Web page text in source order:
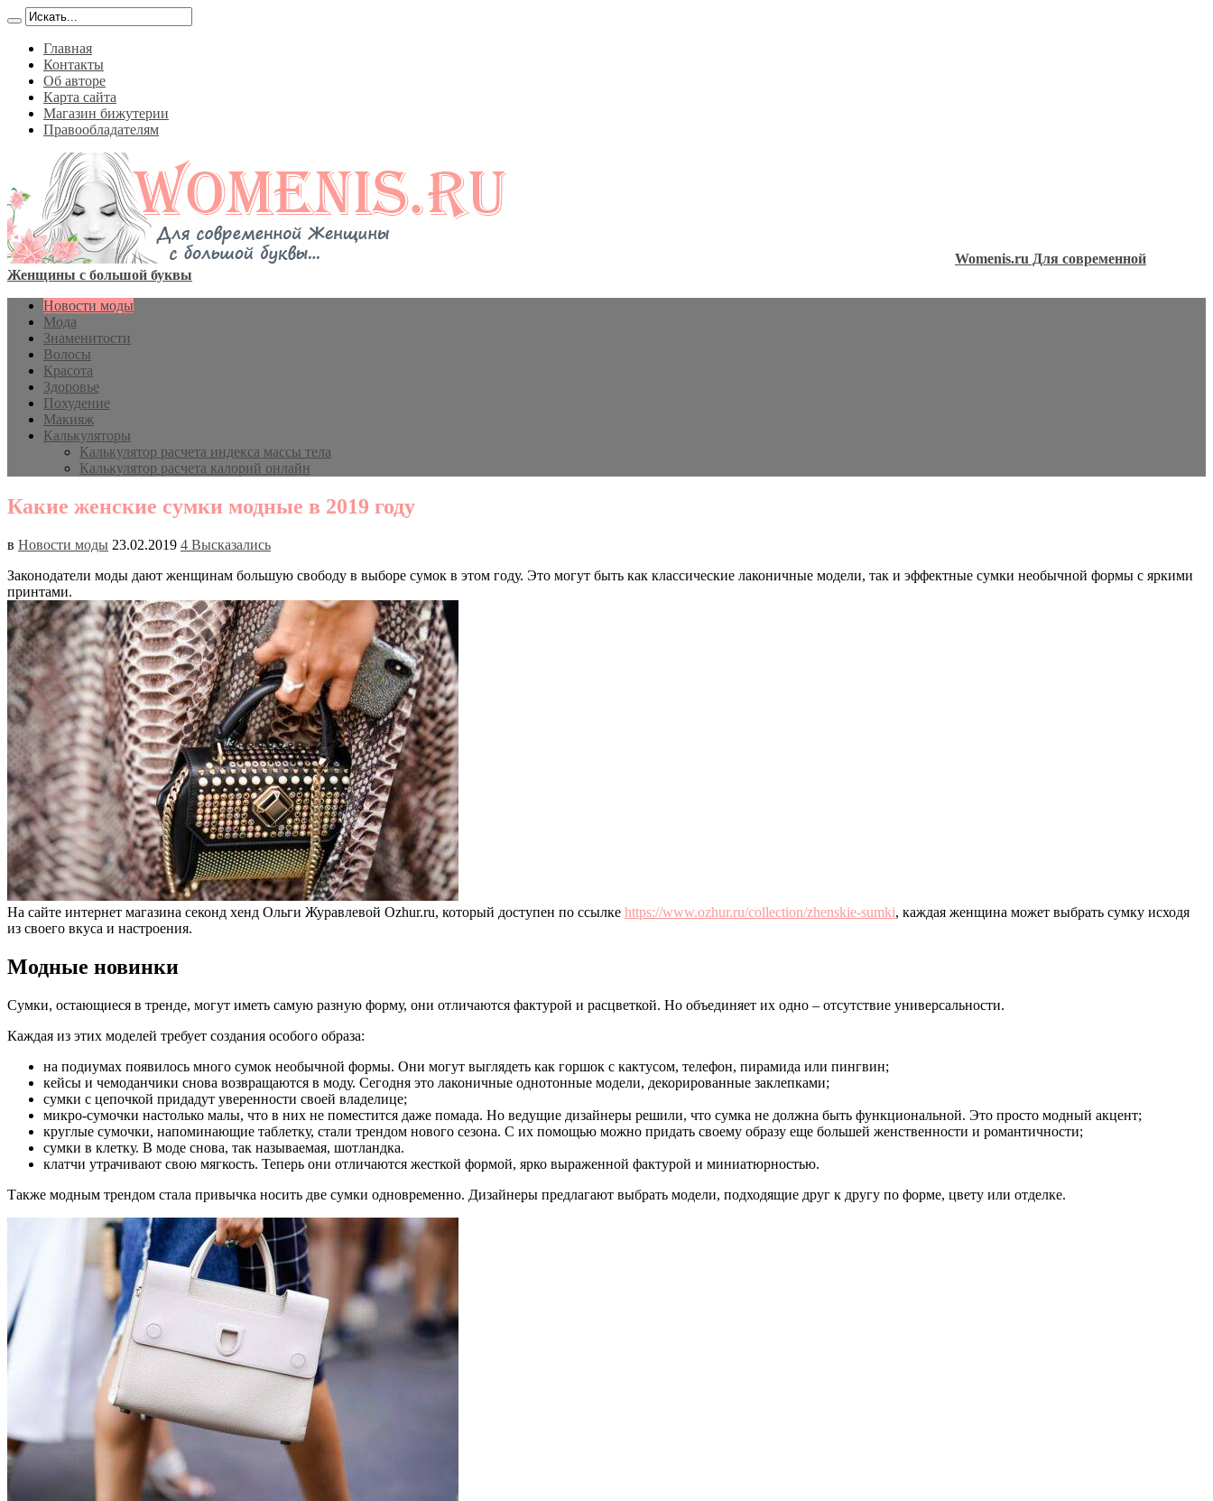
Главная
Контакты
Об авторе
Карта сайта
Магазин бижутерии
Правообладателям
Womenis.ru Для современной
Женщины с большой буквы
Новости моды
Мода
Знаменитости
Волосы
Красота
Здоровье
Похудение
Макияж
Калькуляторы
Калькулятор расчета индекса массы тела
Калькулятор расчета калорий онлайн
Какие женские сумки модные в 2019 году
в Новости моды 23.02.2019 4 Высказались
Законодатели моды дают женщинам большую свободу в выборе сумок в этом году. Это могут быть как классические лаконичные модели, так и эффектные сумки необычной формы с яркими
принтами.
На сайте интернет магазина секонд хенд Ольги Журавлевой Ozhur.ru, который доступен по ссылке https://www.ozhur.ru/collection/zhenskie-sumki, каждая женщина может выбрать сумку исходя
из своего вкуса и настроения.
Модные новинки
Сумки, остающиеся в тренде, могут иметь самую разную форму, они отличаются фактурой и расцветкой. Но объединяет их одно – отсутствие универсальности.
Каждая из этих моделей требует создания особого образа:
на подиумах появилось много сумок необычной формы. Они могут выглядеть как горшок с кактусом, телефон, пирамида или пингвин;
кейсы и чемоданчики снова возвращаются в моду. Сегодня это лаконичные однотонные модели, декорированные заклепками;
сумки с цепочкой придадут уверенности своей владелице;
микро-сумочки настолько малы, что в них не поместится даже помада. Но ведущие дизайнеры решили, что сумка не должна быть функциональной. Это просто модный акцент;
круглые сумочки, напоминающие таблетку, стали трендом нового сезона. С их помощью можно придать своему образу еще большей женственности и романтичности;
сумки в клетку. В моде снова, так называемая, шотландка.
клатчи утрачивают свою мягкость. Теперь они отличаются жесткой формой, ярко выраженной фактурой и миниатюрностью.
Также модным трендом стала привычка носить две сумки одновременно. Дизайнеры предлагают выбрать модели, подходящие друг к другу по форме, цвету или отделке.